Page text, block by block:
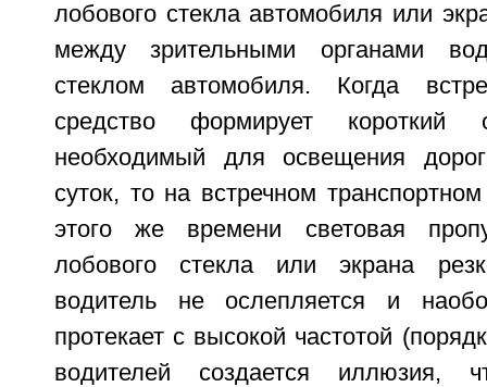
лобового стекла автомобиля или
между зрительными органами
стеклом автомобиля. Когда
средство формирует короткий
необходимый для освещения
суток, то на встречном
этого же времени световая
лобового стекла или экрана
водитель не ослепляется и
протекает с высокой частотой
водителей создается иллюзия,